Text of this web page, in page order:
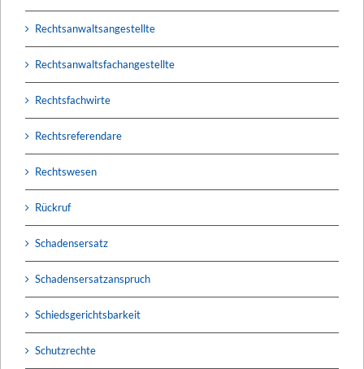
Rechtsanwaltsangestellte
Rechtsanwaltsfachangestellte
Rechtsfachwirte
Rechtsreferendare
Rechtswesen
Rückruf
Schadensersatz
Schadensersatzanspruch
Schiedsgerichtsbarkeit
Schutzrechte